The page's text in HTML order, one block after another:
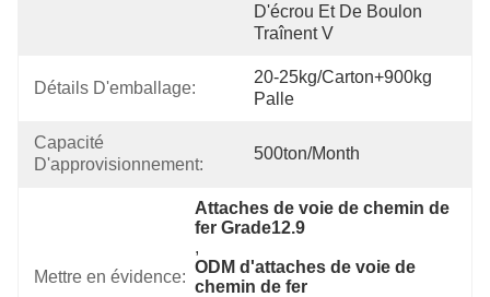
D'écrou Et De Boulon
Traînent V
Détails D'emballage:
20-25kg/Carton+900kg
Palle
Capacité
D'approvisionnement:
500ton/Month
Mettre en évidence:
Attaches de voie de chemin de
fer Grade12.9
,
ODM d'attaches de voie de
chemin de fer